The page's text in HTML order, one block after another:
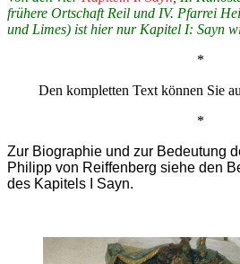
frühere Ortschaft Reil und IV. Pfarrei
und Limes) ist hier nur Kapitel I: Sayn
*
Den kompletten Text können Sie
*
Zur Biographie und zur Bedeutung
Philipp von Reiffenberg siehe den
des Kapitels I Sayn.